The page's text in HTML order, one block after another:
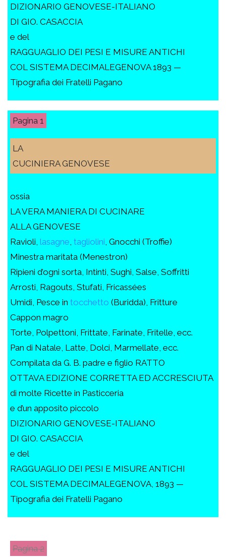
DIZIONARIO GENOVESE-ITALIANO
DI GIO. CASACCIA
e del
RAGGUAGLIO DEI PESI E MISURE ANTICHI
COL SISTEMA DECIMALEGENOVA 1893 —
Tipografia dei Fratelli Pagano
1
LA
CUCINIERA GENOVESE
ossia
LA VERA MANIERA DI CUCINARE
ALLA GENOVESE
Ravioli, lasagne tagliolini , Gnocchi (Troffie)
Minestra maritata (Menestron)
Ripieni d’ogni sorta, Intinti, Sughi, Salse, Soffritti
Arrosti, Ragouts, Stufati, Fricassées
Umidi, Pesce in tocchetto (Buridda), Fritture
Cappon magro
Torte, Polpettoni, Frittate, Farinate, Fritelle, ecc.
Pan di Natale, Latte, Dolci, Marmellate, ecc.
Compilata da G. B. padre e figlio RATTO
OTTAVA EDIZIONE CORRETTA ED ACCRESCIUTA
di molte Ricette in Pasticceria
e d’un apposito piccolo
DIZIONARIO GENOVESE-ITALIANO
DI GIO. CASACCIA
e del
RAGGUAGLIO DEI PESI E MISURE ANTICHI
COL SISTEMA DECIMALEGENOVA, 1893 —
Tipografia dei Fratelli Pagano
2